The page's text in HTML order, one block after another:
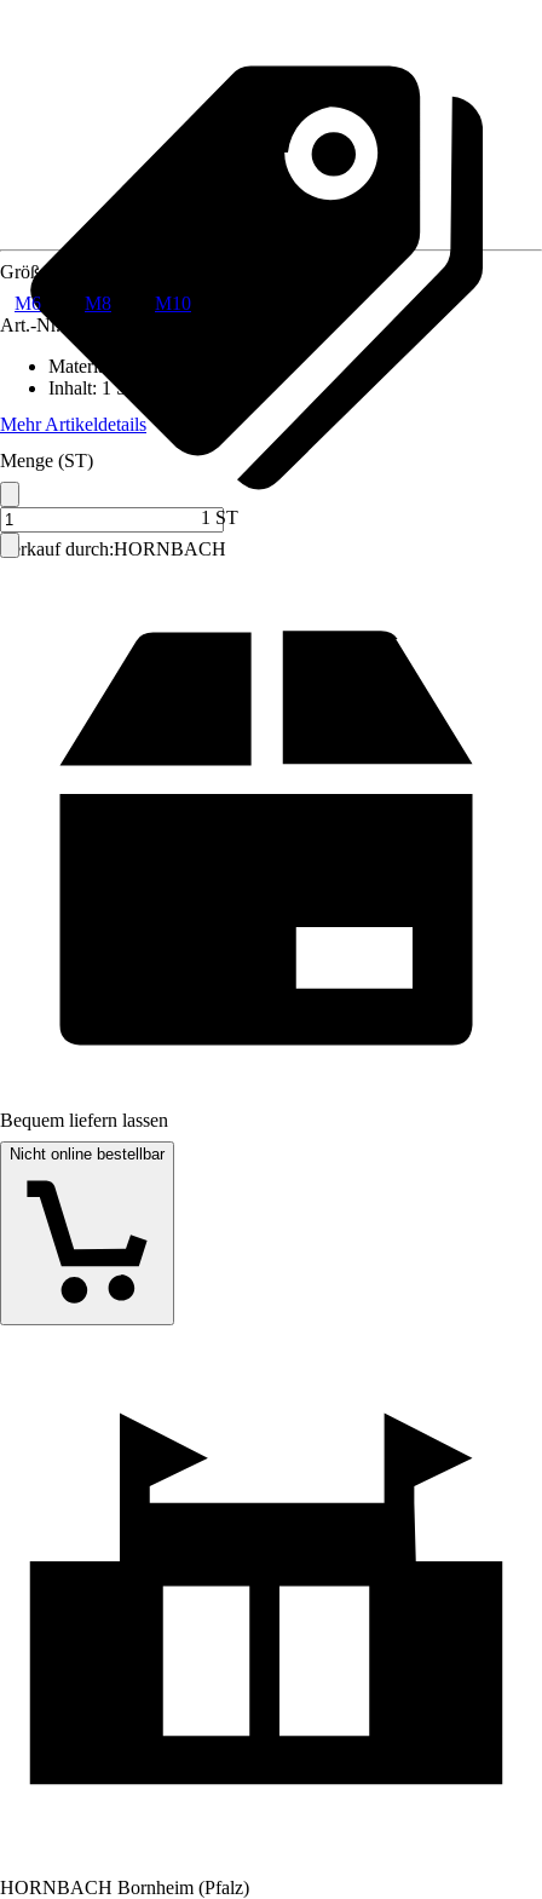
Verkauf durch:HORNBACH
Größe
M6
M8
M10
Art.-Nr.
Material
Inhalt: 1 Stück
Mehr Artikeldetails
Menge (ST)
1 ST
Bequem liefern lassen
Nicht online bestellbar
HORNBACH Bornheim (Pfalz)